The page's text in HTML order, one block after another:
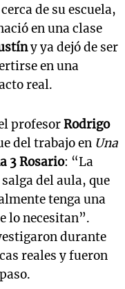
de su escuela,
en una clase
y ya dejó de ser
en una
real.
profesorRodrigo
del trabajo en Una
3 Rosario: “La
del aula, que
tenga una
lo necesitan”.
durante
reales y fueron